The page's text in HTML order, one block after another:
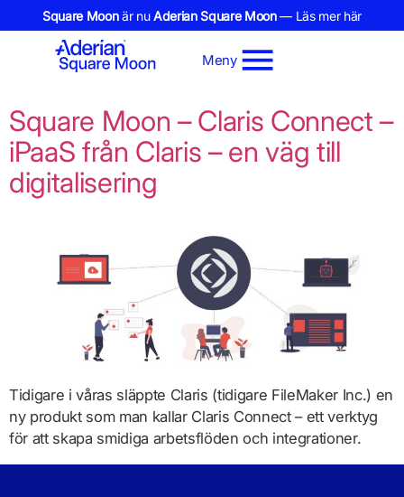
Square Moonär nuAderian Square Moon— Läs mer här
Meny
Square Moon – Claris Connect –
iPaaS från Claris – en väg till
digitalisering
Tidigare i våras släppte Claris (tidigare FileMaker Inc.) en
ny produkt som man kallar Claris Connect – ett verktyg
för att skapa smidiga arbetsflöden och integrationer.